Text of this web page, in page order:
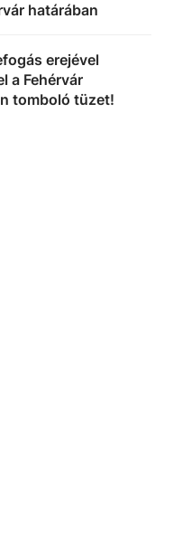
határában
erejével
a Fehérvár
tomboló tüzet!